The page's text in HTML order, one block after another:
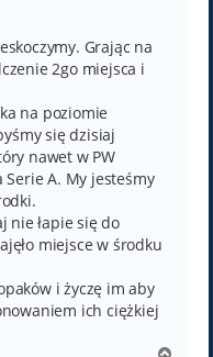
Grając na
2go miejsca i
na poziomie
się dzisiaj
nawet w PW
Serie A. My jesteśmy
nie łapie się do
miejsce w środku
i życzę im aby
ich ciężkiej